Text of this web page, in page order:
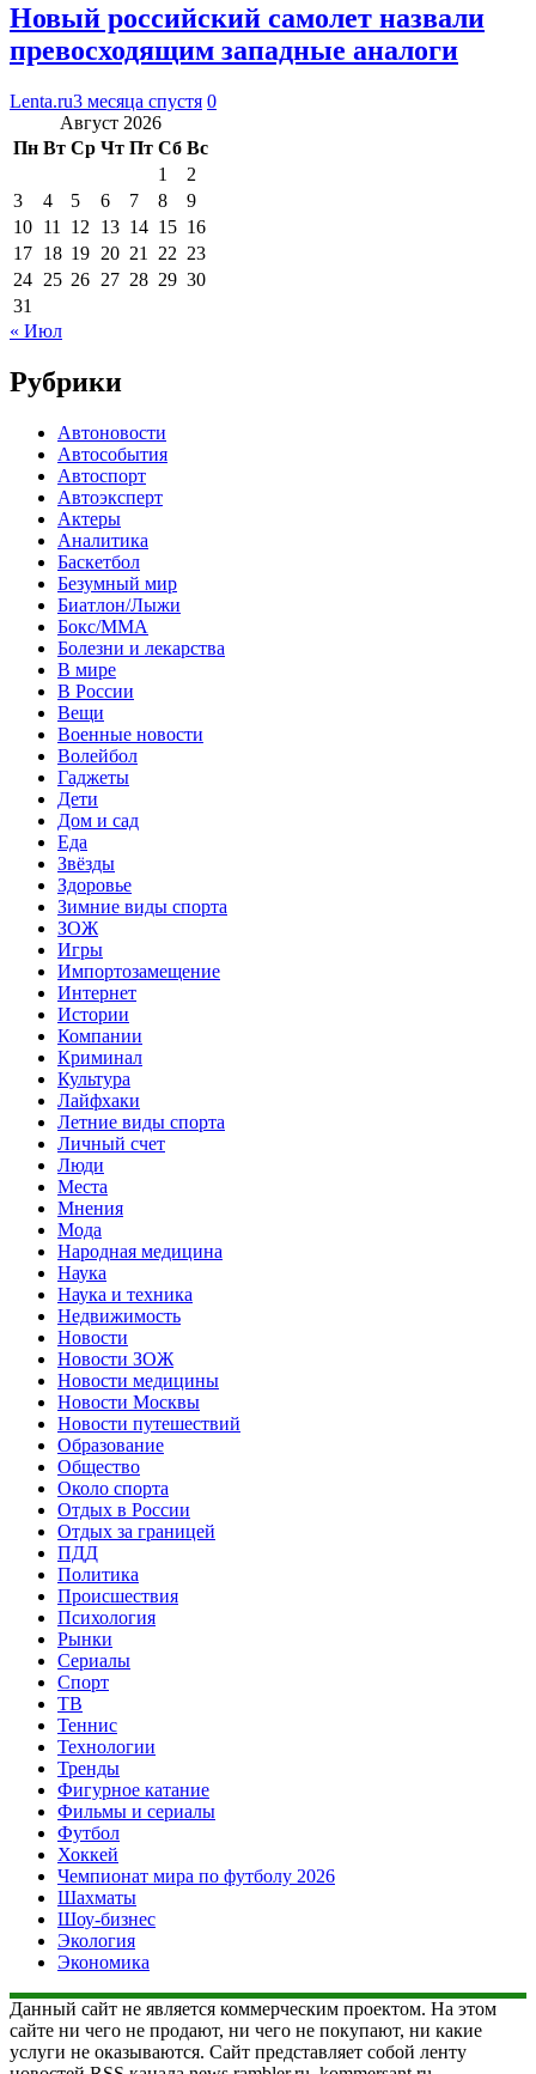
Новый российский самолет назвали
превосходящим западные аналоги
Lenta.ru3 месяца спустя 0
Август 2026
Пн Вт Ср Чт Пт Сб Вс
1
2
3
4 5 6 7 8
9
10 11 12 13 14 15 16
17 18 19 20 21 22 23
24 25 26 27 28 29 30
31
« Июл
Рубрики
Автоновости
Автособытия
Автоспорт
Автоэксперт
Актеры
Аналитика
Баскетбол
Безумный мир
Биатлон/Лыжи
Бокс/MMA
Болезни и лекарства
В мире
В России
Вещи
Военные новости
Волейбол
Гаджеты
Дети
Дом и сад
Еда
Звёзды
Здоровье
Зимние виды спорта
ЗОЖ
Игры
Импортозамещение
Интернет
Истории
Компании
Криминал
Культура
Лайфхаки
Летние виды спорта
Личный счет
Люди
Места
Мнения
Мода
Народная медицина
Наука
Наука и техника
Недвижимость
Новости
Новости ЗОЖ
Новости медицины
Новости Москвы
Новости путешествий
Образование
Общество
Около спорта
Отдых в России
Отдых за границей
ПДД
Политика
Происшествия
Психология
Рынки
Сериалы
Спорт
ТВ
Теннис
Технологии
Тренды
Фигурное катание
Фильмы и сериалы
Футбол
Хоккей
Чемпионат мира по футболу 2026
Шахматы
Шоу-бизнес
Экология
Экономика
Данный сайт не является коммерческим проектом. На этом
сайте ни чего не продают, ни чего не покупают, ни какие
услуги не оказываются. Сайт представляет собой ленту